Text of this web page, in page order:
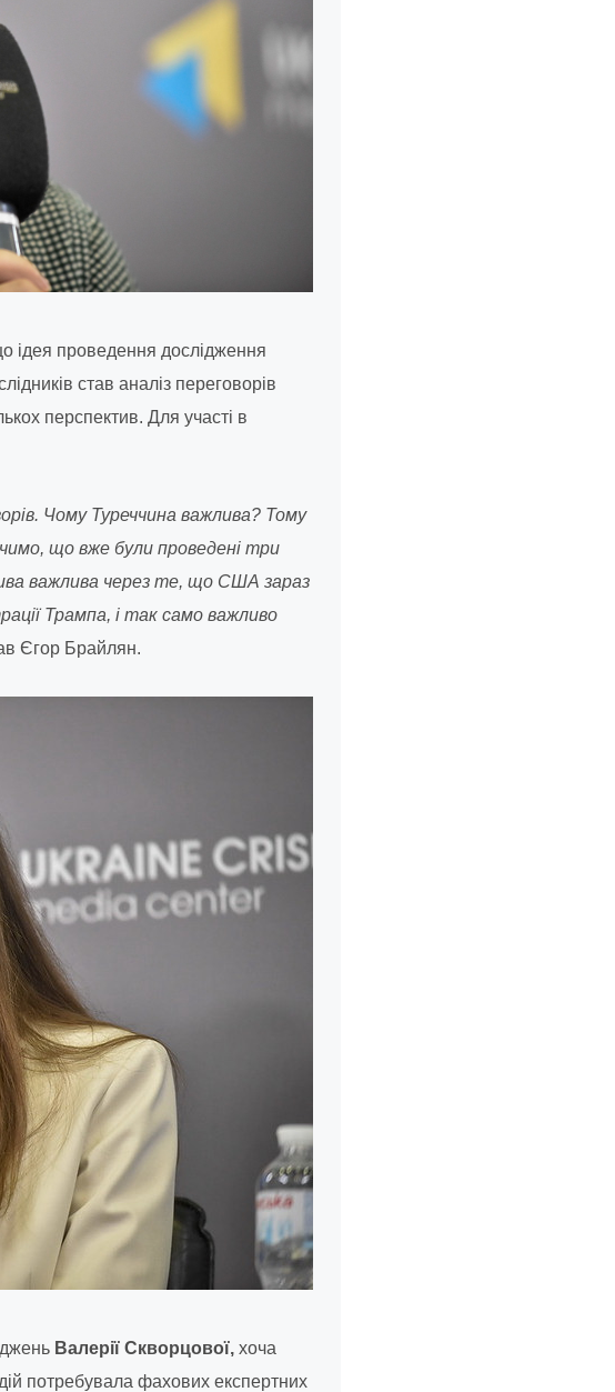
ідея проведення дослідження
став аналіз переговорів
перспектив. Для участі в
Чому Туреччина важлива? Тому
що вже були проведені три
важлива через те, що США зараз
Трампа, і так само важливо
Єгор Брайлян.
Валерії Скворцової, хоча
потребувала фахових експертних